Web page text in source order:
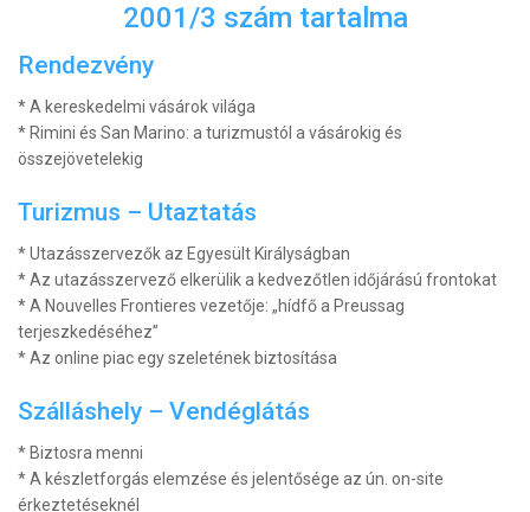
2001/3 szám tartalma
Rendezvény
* A kereskedelmi vásárok világa
* Rimini és San Marino: a turizmustól a vásárokig és
összejövetelekig
Turizmus – Utaztatás
* Utazásszervezők az Egyesült Királyságban
* Az utazásszervező elkerülik a kedvezőtlen időjárású frontokat
* A Nouvelles Frontieres vezetője: „hídfő a Preussag
terjeszkedéséhez”
* Az online piac egy szeletének biztosítása
Szálláshely – Vendéglátás
* Biztosra menni
* A készletforgás elemzése és jelentősége az ún. on-site
érkeztetéseknél